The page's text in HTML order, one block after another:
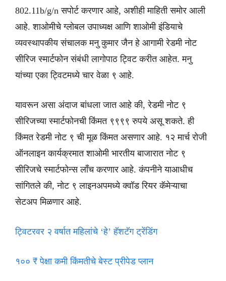
802.11b/g/n सपोर्ट करणार आहे, अशीही माहिती समोर आली
आहे. शाओमीचे ग्लोबल उपाध्यक्ष आणि शाओमी इंडियाचे
व्यवस्थापकीय संचालक मनु कुमार जैन हे आगामी रेडमी नोट
सीरिज स्मार्टफोन संबंधी लागोपाठ ट्विट करीत आहेत. मनु
यांच्या एका ट्विटमध्ये चार वेळा ९ आहे.
यावरून असा अंदाज बांधला जात आहे की, रेडमी नोट ९
सीरिजच्या स्मार्टफोनची किंमत ९९९९ रुपये असू शकते. ही
किंमत रेडमी नोट ९ ची मूळ किंमत असणार आहे. १२ मार्च रोजी
ऑनलाइन कार्यक्रमात शाओमी भारतीय बाजारात नोट ९
सीरिजचे स्मार्टफोन्स लाँच करणार आहे. कंपनीने याआधीच
सांगितले की, नोट ९ लाइनअपमध्ये क्वॉड रियर कॅमेऱ्याचा
सेटअप मिळणार आहे.
ट्विटरवर २ वर्षात महिलांचे ‘हे’ हॅशटॅग ट्रेंडिंग
१०० ₹ पेक्षा कमी किंमतीचे बेस्ट प्रीपेड प्लान